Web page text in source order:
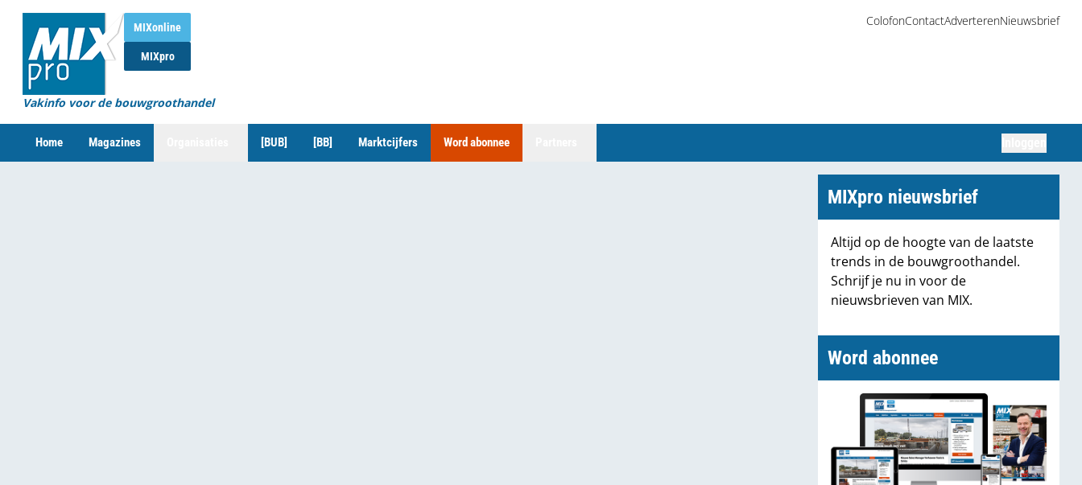
MIXonline
MIXpro
Vakinfo voor de bouwgroothandel
ColofonContactAdverterenNieuwsbrief
Home Magazines [BUB] [BB] Marktcijfers Word abonnee
MIXpro nieuwsbrief
Altijd op de hoogte van de laatste
trends in de bouwgroothandel.
Schrijf je nu in voor de
nieuwsbrieven van MIX.
Word abonnee